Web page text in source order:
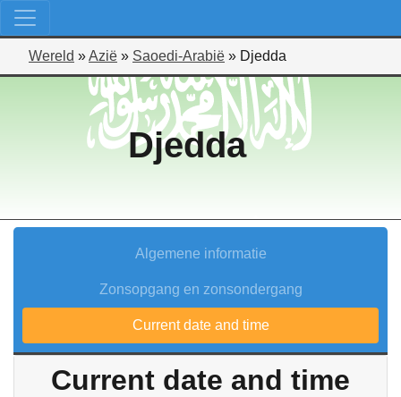
Wereld »Azië » Saoedi-Arabië » Djedda
Djedda
Algemene informatie
Zonsopgang en zonsondergang
Current date and time
Current date and time